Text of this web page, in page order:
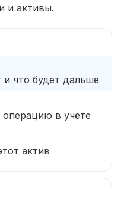
и активы.
и что будет дальше
операцию в учёте
актив